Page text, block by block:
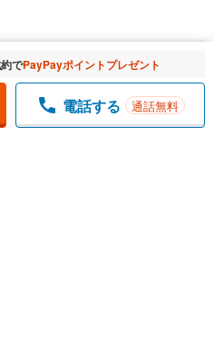
一覧を開く
でPayPayポイントプレゼント
電話する 通話無料